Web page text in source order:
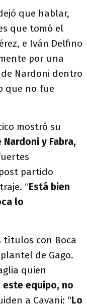
que hablar,
que tomó el
e Iván Delfino
por una
Nardoni dentro
que no fue
mostró su
y Fabra,
partido
“Está bien
lo
títulos con Boca
de Gago.
quien
equipo, no
a Cavani: “Lo